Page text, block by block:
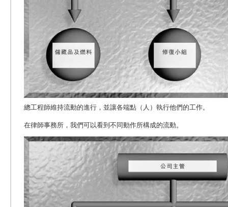
總工程師維持流動的進行，並讓各端點（人）執行他們的工作。
在律師事務所，我們可以看到不同動作所構成的流動。